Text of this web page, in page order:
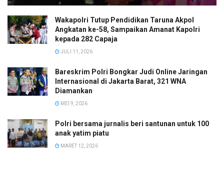
Wakapolri Tutup Pendidikan Taruna Akpol
Angkatan ke-58, Sampaikan Amanat Kapolri
kepada 282 Capaja
JULI 11, 2026
Bareskrim Polri Bongkar Judi Online Jaringan
Internasional di Jakarta Barat, 321 WNA
Diamankan
MEI 9, 2026
Polri bersama jurnalis beri santunan untuk 100
anak yatim piatu
MARET 12, 2026